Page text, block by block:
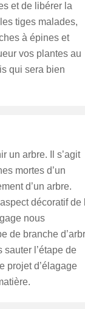
et de libérer la
tiges malades,
à épines et
vos plantes au
qui sera bien
un arbre. Il s’agit
mortes d’un
d’un arbre.
décoratif de
nous
de branche
l’étape de
projet d’élagage